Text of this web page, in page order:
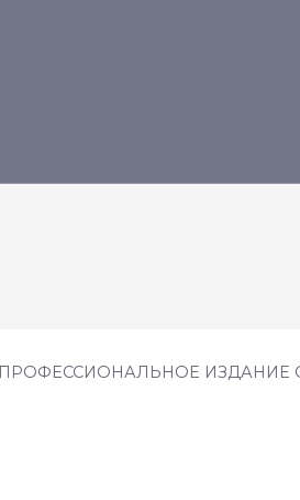
ПРОФЕССИОНАЛЬНОЕ ИЗДАНИЕ